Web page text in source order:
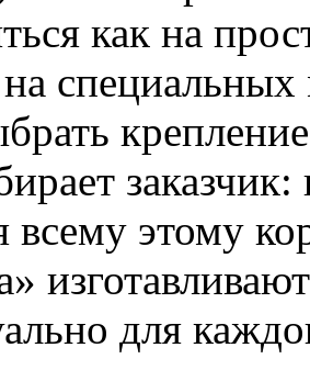
как на
специальных
всему этому
для